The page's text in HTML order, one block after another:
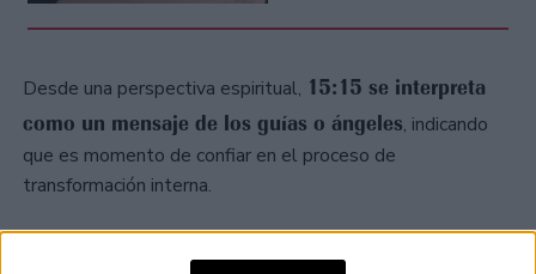
Desde una perspectiva espiritual, 15:15 se interpreta
como un mensaje de los guías o ángeles, indicando
que es momento de confiar en el proceso de
transformación interna.